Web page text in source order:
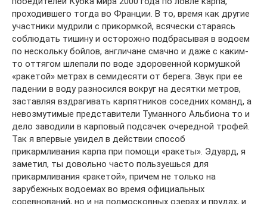
проходившего тогда во Франции. В то, время как другие
участники мудрили с прикормкой, всячески стараясь
соблюдать тишину и осторожно подбрасывая в водоем
по нескольку бойлов, англичане смачно и даже с каким-
то оттягом шлепали по воде здоровенной кормушкой
«ракетой» метрах в семидесяти от берега. Звук при ее
падении в воду разносился вокруг на десятки метров,
заставляя вздрагивать карпятников соседних команд, а
невозмутимые представители Туманного Альбиона то и
дело заводили в карповый подсачек очередной трофей.
Так я впервые увидел в действии способ
прикармливания карпа при помощи «ракеты». Эдуард, я
заметил, ты довольно часто пользуешься для
прикармливания «ракетой», причем не только на
зарубежных водоемах во время официальных
соревнований, но и на подмосковных озерах и прудах, и